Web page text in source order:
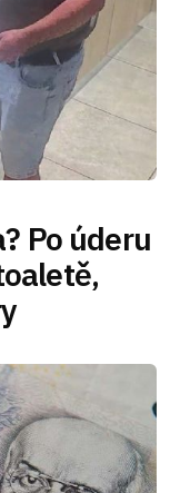
Po úderu